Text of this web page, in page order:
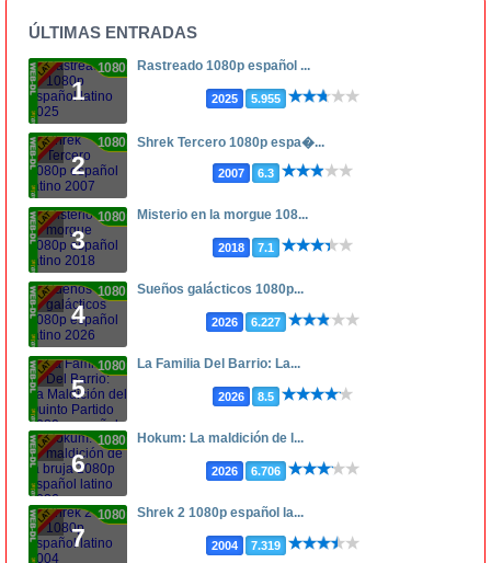
ÚLTIMAS ENTRADAS
1
1080p Rastreado 1080p español ...
2025 5.955
2
1080p Shrek Tercero 1080p espa�...
2007 6.3
3
1080p Misterio en la morgue 108...
2018 7.1
4
1080p Sueños galácticos 1080p...
2026 6.227
5
1080p La Familia Del Barrio: La...
2026 8.5
6
1080p Hokum: La maldición de l...
2026 6.706
7
1080p Shrek 2 1080p español la...
2004 7.319